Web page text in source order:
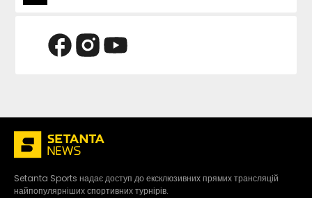
Setanta Sports надає доступ до ексклюзивних прямих трансляцій
найпопулярніших спортивних турнірів.